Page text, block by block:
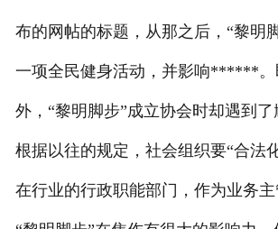
布的网帖的标题，从那之后，“黎明
一项全民健身活动，并影响******。
外，“黎明脚步”成立协会时却遇到了
根据以往的规定，社会组织要“合法
在行业的行政职能部门，作为业务主